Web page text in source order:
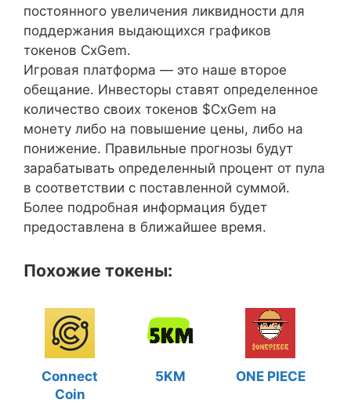
постоянного увеличения ликвидности для
поддержания выдающихся графиков
токенов CxGem.
Игровая платформа — это наше второе
обещание. Инвесторы ставят определенное
количество своих токенов $CxGem на
монету либо на повышение цены, либо на
понижение. Правильные прогнозы будут
зарабатывать определенный процент от пула
в соответствии с поставленной суммой.
Более подробная информация будет
предоставлена в ближайшее время.
Похожие токены:
Connect
Coin
5KM ONE PIECE